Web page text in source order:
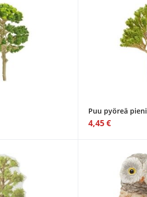
Puu pyöreä pieni
4,45 €